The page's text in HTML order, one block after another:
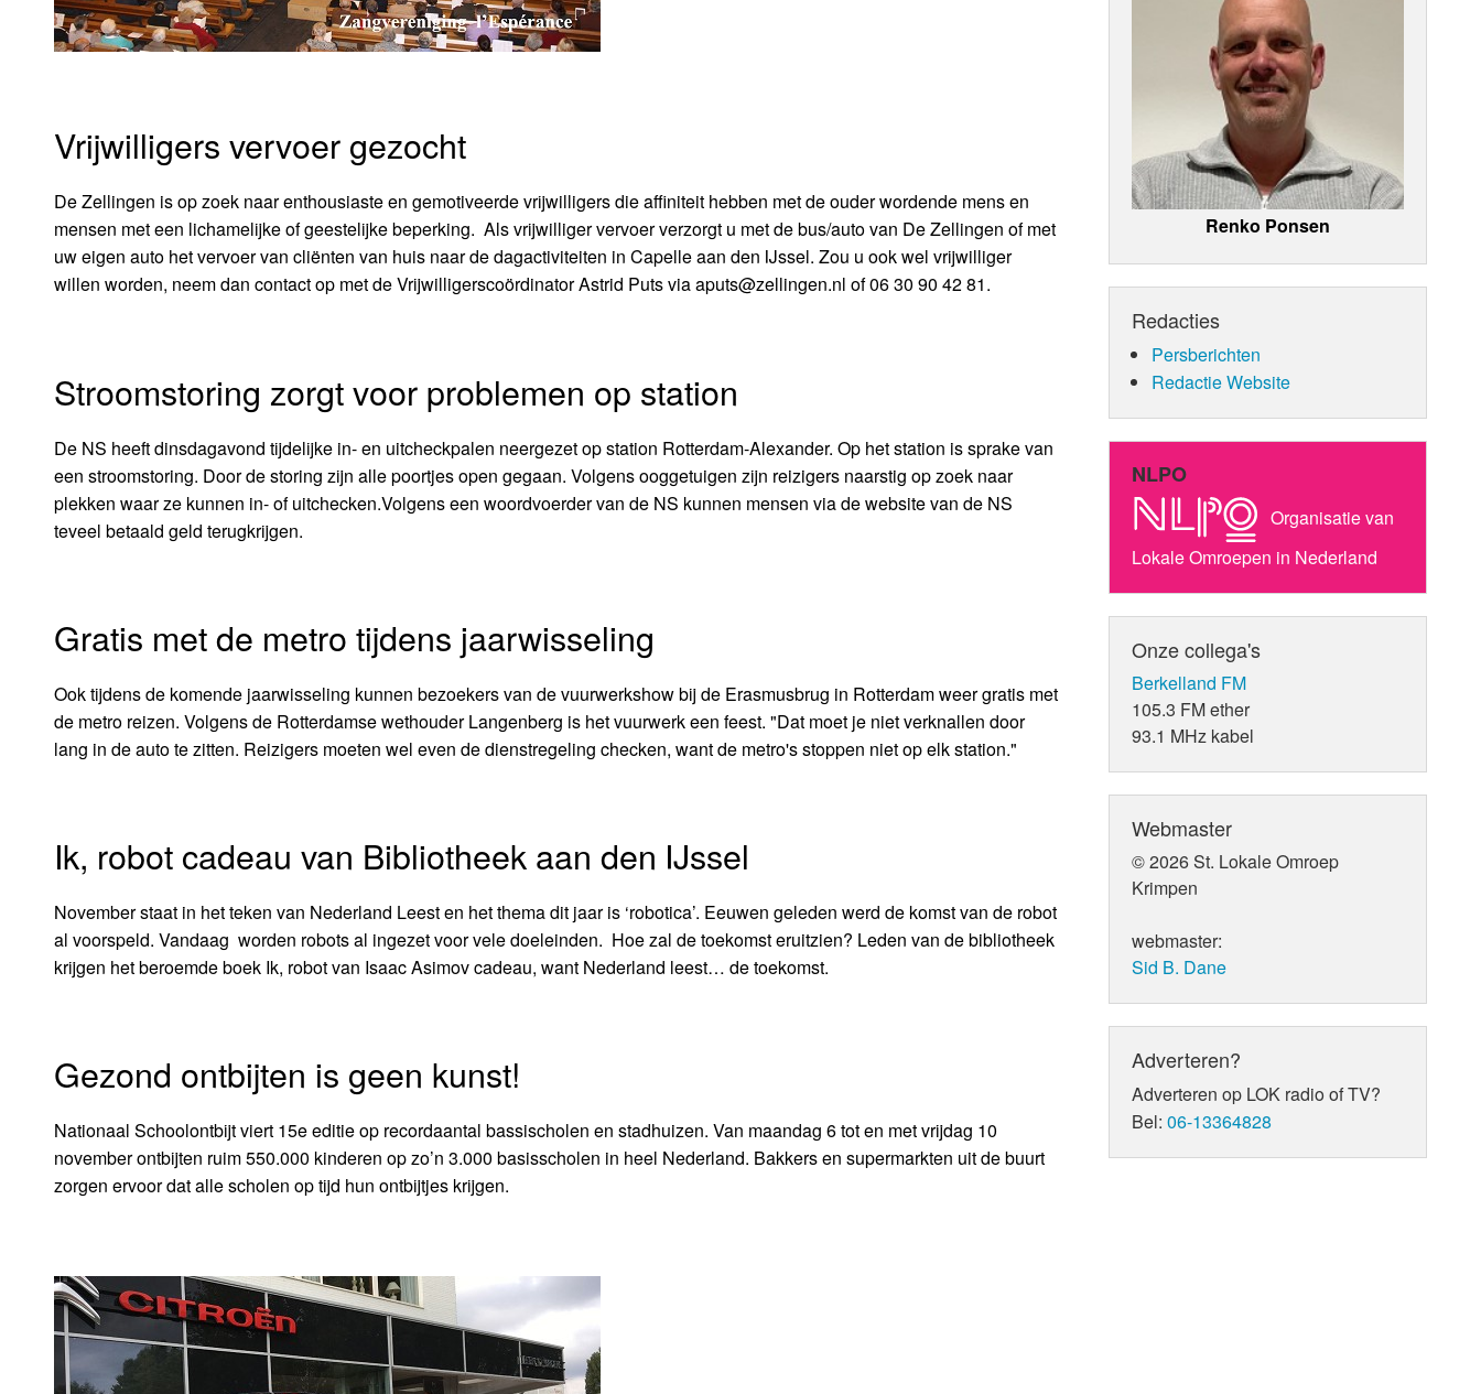
Vrijwilligers vervoer gezocht
De Zellingen is op zoek naar enthousiaste en gemotiveerde vrijwilligers die affiniteit hebben met de ouder wordende mens en
mensen met een lichamelijke of geestelijke beperking. Als vrijwilliger vervoer verzorgt u met de bus/auto van De Zellingen of met
uw eigen auto het vervoer van cliënten van huis naar de dagactiviteiten in Capelle aan den IJssel. Zou u ook wel vrijwilliger
willen worden, neem dan contact op met de Vrijwilligerscoördinator Astrid Puts via aputs@zellingen.nl of 06 30 90 42 81.
Stroomstoring zorgt voor problemen op station
De NS heeft dinsdagavond tijdelijke in- en uitcheckpalen neergezet op station Rotterdam-Alexander. Op het station is sprake van
een stroomstoring. Door de storing zijn alle poortjes open gegaan. Volgens ooggetuigen zijn reizigers naarstig op zoek naar
plekken waar ze kunnen in- of uitchecken.Volgens een woordvoerder van de NS kunnen mensen via de website van de NS
teveel betaald geld terugkrijgen.
Gratis met de metro tijdens jaarwisseling
Ook tijdens de komende jaarwisseling kunnen bezoekers van de vuurwerkshow bij de Erasmusbrug in Rotterdam weer gratis met
de metro reizen. Volgens de Rotterdamse wethouder Langenberg is het vuurwerk een feest. "Dat moet je niet verknallen door
lang in de auto te zitten. Reizigers moeten wel even de dienstregeling checken, want de metro's stoppen niet op elk station."
Ik, robot cadeau van Bibliotheek aan den IJssel
November staat in het teken van Nederland Leest en het thema dit jaar is ‘robotica’. Eeuwen geleden werd de komst van de robot
al voorspeld. Vandaag worden robots al ingezet voor vele doeleinden. Hoe zal de toekomst eruitzien? Leden van de bibliotheek
krijgen het beroemde boek Ik, robot van Isaac Asimov cadeau, want Nederland leest… de toekomst.
Gezond ontbijten is geen kunst!
Nationaal Schoolontbijt viert 15e editie op recordaantal bassischolen en stadhuizen. Van maandag 6 tot en met vrijdag 10
november ontbijten ruim 550.000 kinderen op zo’n 3.000 basisscholen in heel Nederland. Bakkers en supermarkten uit de buurt
zorgen ervoor dat alle scholen op tijd hun ontbijtjes krijgen.
Renko Ponsen
Redacties
Persberichten
Redactie Website
NLPO
Organisatie van
Lokale Omroepen in Nederland
Onze collega's
Berkelland FM
105.3 FM ether
93.1 MHz kabel
Webmaster
© 2026 St. Lokale Omroep
Krimpen
webmaster:
Sid B. Dane
Adverteren?
Adverteren op LOK radio of TV?
Bel:06-13364828